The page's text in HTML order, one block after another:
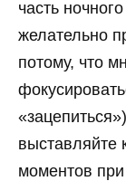
часть
желательно
потому, что
моментов